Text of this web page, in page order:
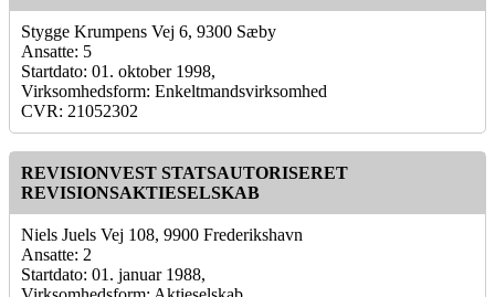
Stygge Krumpens Vej 6, 9300 Sæby
Ansatte: 5
Startdato: 01. oktober 1998,
Virksomhedsform: Enkeltmandsvirksomhed
CVR: 21052302
REVISIONVEST STATSAUTORISERET
REVISIONSAKTIESELSKAB
Niels Juels Vej 108, 9900 Frederikshavn
Ansatte: 2
Startdato: 01. januar 1988,